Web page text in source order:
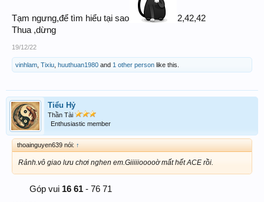
Tạm ngưng,để tìm hiểu tại sao
2,42,42
Thua ,dừng
19/12/22
vinhlam Tixiu huuthuan1980 and 1 other person like this.
Tiểu Hỷ
Thần Tài
Enthusiastic member
thoainguyen639 nói: ↑
Rảnh.vô giao lưu chơi nghen em.Giiiiiooooờ mất hết ACE rồi.
Góp vui 16 61 - 76 71​